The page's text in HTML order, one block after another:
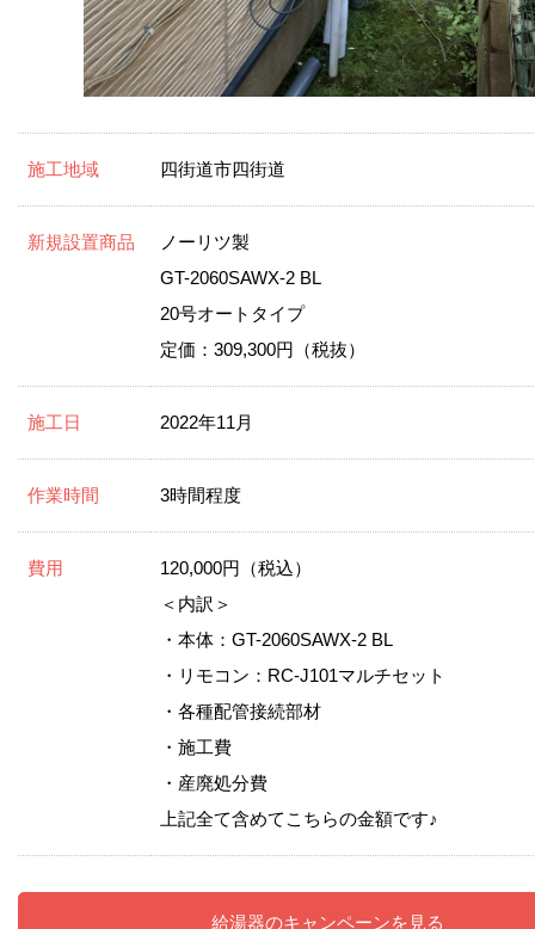
施工地域 四街道市四街道
新規設置商品
ノーリツ製
GT-2060SAWX-2 BL
20号オートタイプ
定価：309,300円（税抜）
施工日 2022年11月
作業時間 3時間程度
費用
120,000円（税込）
＜内訳＞
・本体：GT-2060SAWX-2 BL
・リモコン：RC-J101マルチセット
・各種配管接続部材
・施工費
・産廃処分費
上記全て含めてこちらの金額です♪
給湯器のキャンペーンを見る